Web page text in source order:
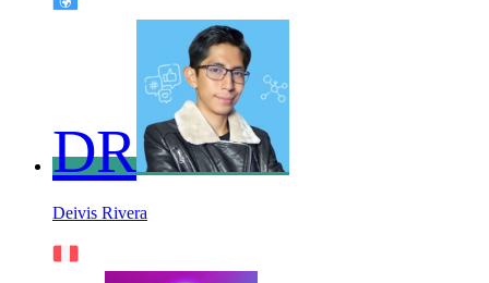
DR
Deivis Rivera